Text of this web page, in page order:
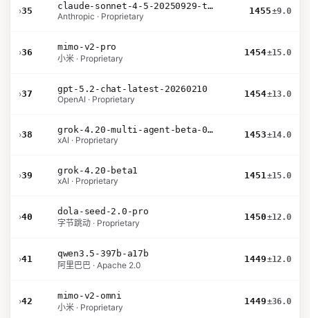
›35
claude-sonnet-4-5-20250929-thinking-32k
Anthropic · Proprietary
1455±9.0
›36
mimo-v2-pro
小米 · Proprietary
1454±15.0
›37
gpt-5.2-chat-latest-20260210
OpenAI · Proprietary
1454±13.0
›38
grok-4.20-multi-agent-beta-0309
xAI · Proprietary
1453±14.0
›39
grok-4.20-beta1
xAI · Proprietary
1451±15.0
›40
dola-seed-2.0-pro
字节跳动 · Proprietary
1450±12.0
›41
qwen3.5-397b-a17b
阿里巴巴 · Apache 2.0
1449±12.0
›42
mimo-v2-omni
小米 · Proprietary
1449±36.0